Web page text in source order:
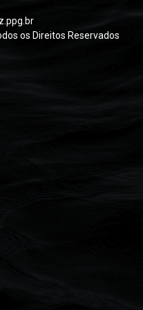
os Direitos Reservados